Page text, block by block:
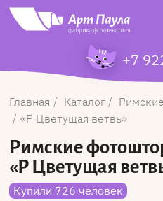
+7
Главная Каталог
Р Цветущая ветвь
Римские
«Р Цветущая
Купили 726 человек